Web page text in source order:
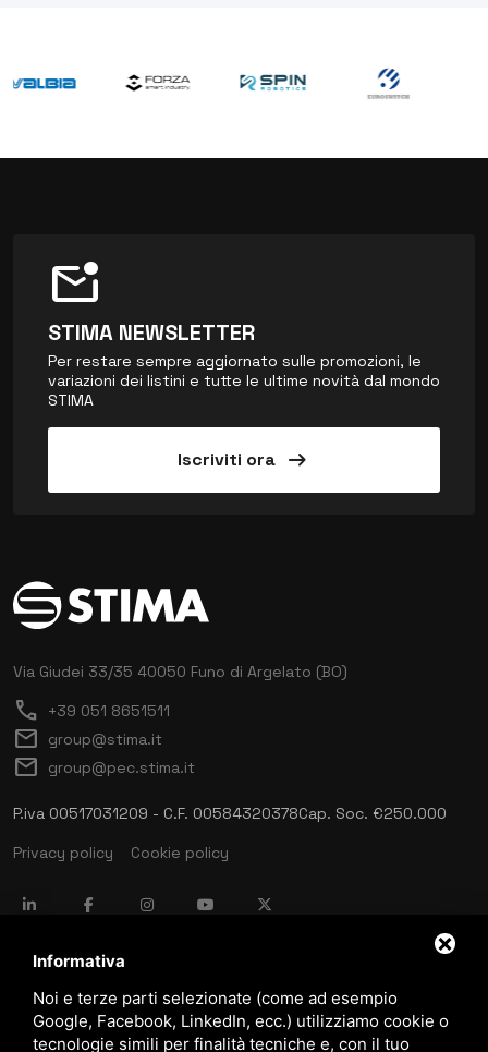
mark_email_unread
STIMA NEWSLETTER
Per restare sempre aggiornato sulle promozioni, le
variazioni dei listini e tutte le ultime novità dal mondo
STIMA
Iscriviti ora arrow_right_alt
Via Giudei 33/35 40050 Funo di Argelato (BO)
call +39 051 8651511
mail group@stima.it
mail group@pec.stima.it
P.iva 00517031209 - C.F. 00584320378Cap. Soc. €250.000
Privacy policy
Cookie policy
language ITALIANO
download Catalogo Stima
Informativa
Noi e terze parti selezionate (come ad esempio
Google, Facebook, LinkedIn, ecc.) utilizziamo cookie o
tecnologie simili per finalità tecniche e, con il tuo